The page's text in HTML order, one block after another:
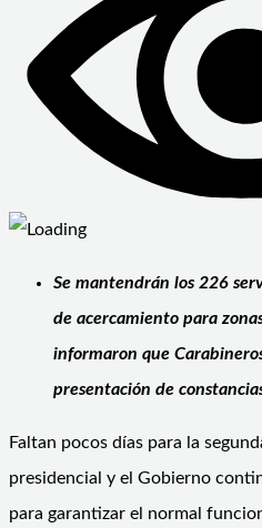
Se mantendrán los 226
de acercamiento para
informaron que
presentación de
Faltan pocos días para la
presidencial y el Gobierno
para garantizar el normal